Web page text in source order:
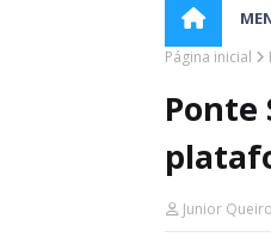
Página inicial
Ponte
Junior